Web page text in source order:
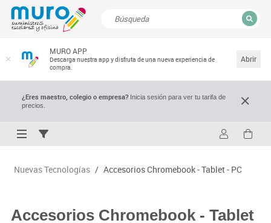
MURO APP
Descarga nuestra app y disfruta de una nueva experiencia de
compra.
Abrir
¿Eres maestro, colegio o empresa?Inicia sesión para ver tu tarifa de
precios.
Nuevas Tecnologías / Accesorios Chromebook - Tablet - PC
Accesorios Chromebook - Tablet